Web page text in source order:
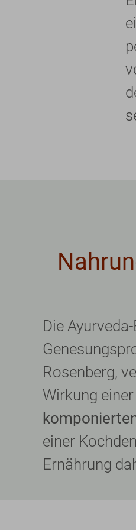
Die
Rosenberg,
Wirkung
einer
Ernährung